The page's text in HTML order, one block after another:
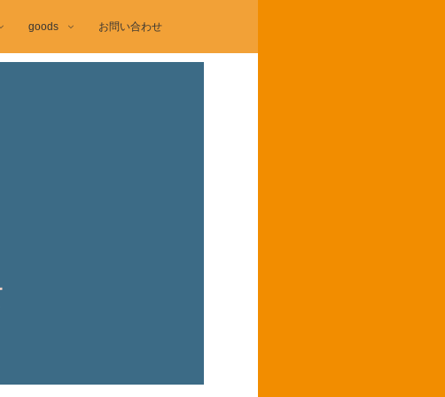
goods お問い合わせ